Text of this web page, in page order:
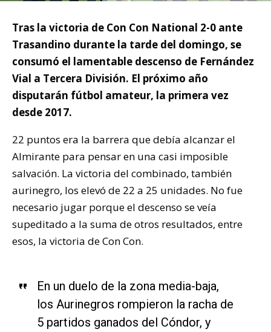
Tras la victoria de Con Con National 2-0 ante
Trasandino durante la tarde del domingo, se
consumó el lamentable descenso de Fernández
Vial a Tercera División. El próximo año
disputarán fútbol amateur, la primera vez
desde 2017.
22 puntos era la barrera que debía alcanzar el
Almirante para pensar en una casi imposible
salvación. La victoria del combinado, también
aurinegro, los elevó de 22 a 25 unidades. No fue
necesario jugar porque el descenso se veía
supeditado a la suma de otros resultados, entre
esos, la victoria de Con Con.
En un duelo de la zona media-baja,
los Aurinegros rompieron la racha de
5 partidos ganados del Cóndor, y